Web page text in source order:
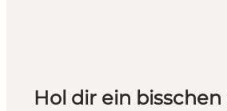
Hol dir ein bisschen